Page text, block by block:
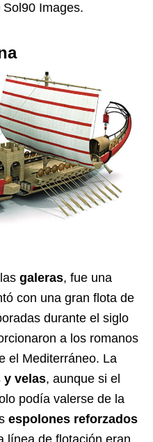
Images.
galeras, fue una
con una gran flota de
durante el siglo
a los romanos
el Mediterráneo. La
y velas, aunque si el
podía valerse de la
espolones reforzados
línea de flotación eran